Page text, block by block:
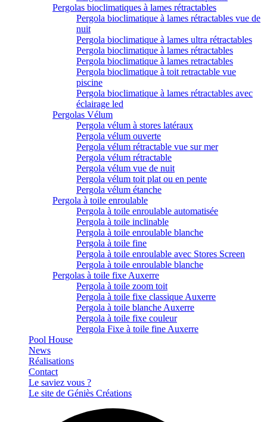
Pergolas bioclimatiques à lames rétractables
Pergola bioclimatique à lames rétractables vue de
nuit
Pergola bioclimatique à lames ultra rétractables
Pergola bioclimatique à lames rétractables
Pergola bioclimatique à lames retractables
Pergola bioclimatique à toit retractable vue
piscine
Pergola bioclimatique à lames rétractables avec
éclairage led
Pergolas Vélum
Pergola vélum à stores latéraux
Pergola vélum ouverte
Pergola vélum rétractable vue sur mer
Pergola vélum rétractable
Pergola vélum vue de nuit
Pergola vélum toit plat ou en pente
Pergola vélum étanche
Pergola à toile enroulable
Pergola à toile enroulable automatisée
Pergola à toile inclinable
Pergola à toile enroulable blanche
Pergola à toile fine
Pergola à toile enroulable avec Stores Screen
Pergola à toile enroulable blanche
Pergolas à toile fixe Auxerre
Pergola à toile zoom toit
Pergola à toile fixe classique Auxerre
Pergola à toile blanche Auxerre
Pergola à toile fixe couleur
Pergola Fixe à toile fine Auxerre
Pool House
News
Réalisations
Contact
Le saviez vous ?
Le site de Géniès Créations